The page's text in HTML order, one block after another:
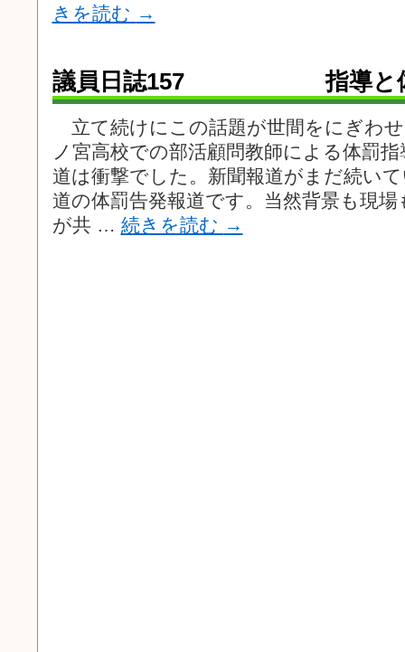
きを読む →
議員日誌157 指導と
立て続けにこの話題が世間をにぎわ
ノ宮高校での部活顧問教師による体罰
道は衝撃でした。新聞報道がまだ続い
道の体罰告発報道です。当然背景も現
が共 … 続きを読む →